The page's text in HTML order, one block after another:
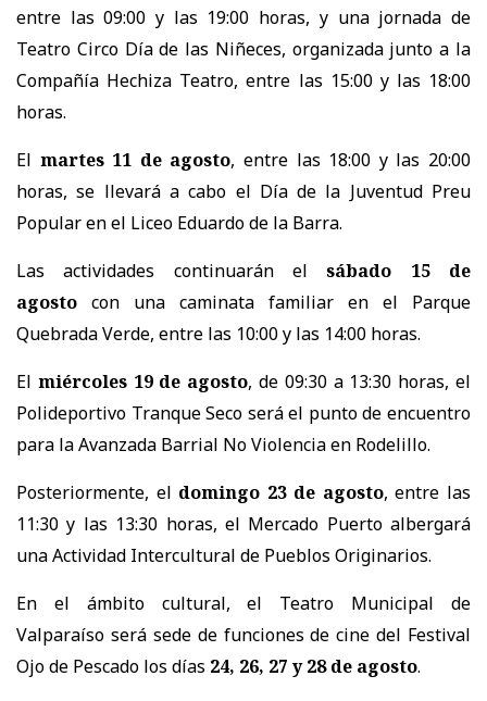
entre las 09:00 y las 19:00 horas, y una jornada de
Teatro Circo Día de las Niñeces, organizada junto a la
Compañía Hechiza Teatro, entre las 15:00 y las 18:00
horas.
El martes 11 de agosto, entre las 18:00 y las 20:00
horas, se llevará a cabo el Día de la Juventud Preu
Popular en el Liceo Eduardo de la Barra.
Las actividades continuarán el
sábado 15 de
agosto con una caminata familiar en el Parque
Quebrada Verde, entre las 10:00 y las 14:00 horas.
El miércoles 19 de agosto, de 09:30 a 13:30 horas, el
Polideportivo Tranque Seco será el punto de encuentro
para la Avanzada Barrial No Violencia en Rodelillo.
Posteriormente, el domingo 23 de agosto, entre las
11:30 y las 13:30 horas, el Mercado Puerto albergará
una Actividad Intercultural de Pueblos Originarios.
En el ámbito cultural, el Teatro Municipal de
Valparaíso será sede de funciones de cine del Festival
Ojo de Pescado los días 24, 26, 27 y 28 de agosto.